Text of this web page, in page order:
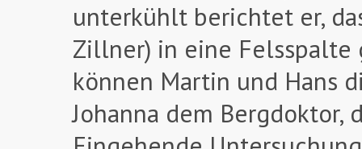
unterkühlt berichtet er,
Zillner) in eine
können Martin und Hans
Johanna dem